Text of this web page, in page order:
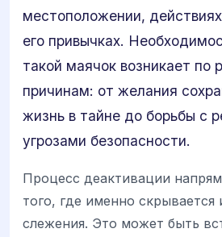
местоположении,
его привычках.
такой маячок возникает по
причинам: от желания
жизнь в тайне до борьбы с
угрозами безопасности.
Процесс деактивации
того, где именно скрывается
слежения. Это может быть